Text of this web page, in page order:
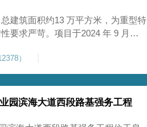
建筑面积约13 万平方米，为重型特
要求严苛。项目于2024 年 9 月正
车间、设备基础与行车轨道的长期
）
园滨海大道西段路基强务工程